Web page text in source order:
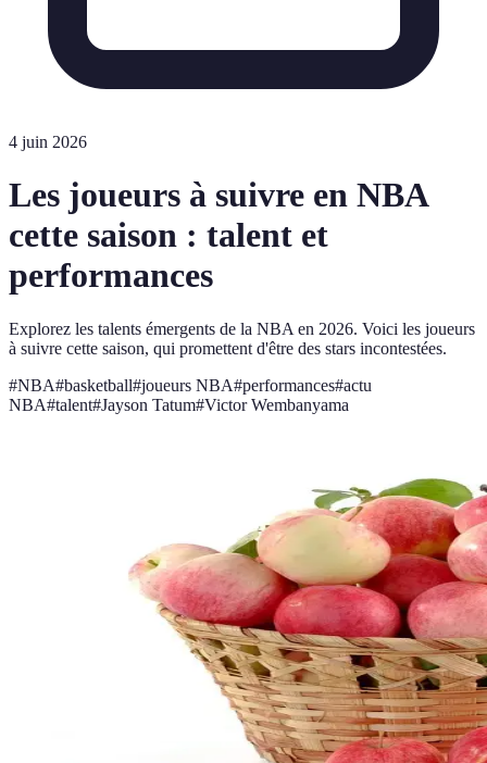
4 juin 2026
Les joueurs à suivre en NBA
cette saison : talent et
performances
Explorez les talents émergents de la NBA en 2026. Voici les joueurs
à suivre cette saison, qui promettent d'être des stars incontestées.
#NBA#basketball#joueurs NBA#performances#actu
NBA#talent#Jayson Tatum#Victor Wembanyama